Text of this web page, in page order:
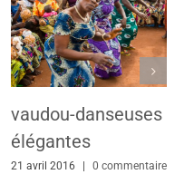
vaudou-danseuses
élégantes
21 avril 2016 0 commentaire